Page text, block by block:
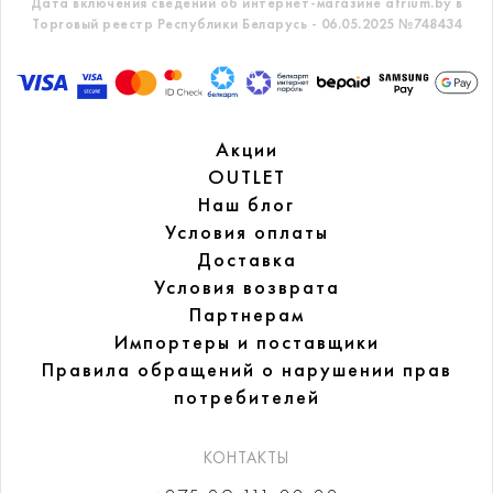
Торговый реестр Республики Беларусь - 06.05.2025 №748434
Акции
OUTLET
Наш блог
Условия оплаты
Доставка
Условия возврата
Партнерам
Импортеры и поставщики
Правила обращений о нарушении прав
потребителей
КОНТАКТЫ